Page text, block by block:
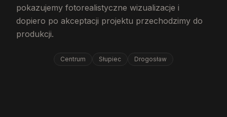
pokazujemy fotorealistyczne wizualizacje i
dopiero po akceptacji projektu przechodzimy do
produkcji.
Centrum Słupiec Drogosław